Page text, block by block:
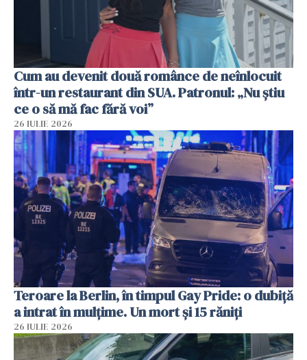
Cum au devenit două românce de neînlocuit
într-un restaurant din SUA. Patronul: „Nu știu
ce o să mă fac fără voi”
26 IULIE 2026
Teroare la Berlin, în timpul Gay Pride: o dubiță
a intrat în mulțime. Un mort și 15 răniți
26 IULIE 2026